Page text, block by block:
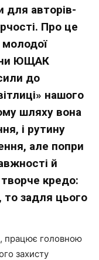
авторів-
Про це
молодої
ЮЩАК
до
нашого
шляху вона
і рутину
але попри
й
кредо:
задля цього
працює головною
захисту